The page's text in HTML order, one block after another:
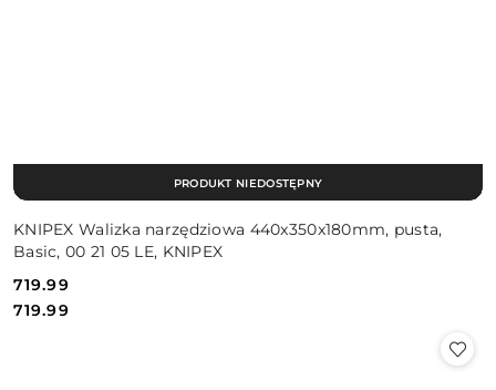
KNIPEX Walizka narzędziowa 440x350x180mm, pusta,
Basic, 00 21 05 LE, KNIPEX
Cena:
719.99
Cena:
719.99
PRODUKT NIEDOSTĘPNY